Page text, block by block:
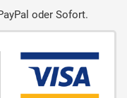
oder Sofort.